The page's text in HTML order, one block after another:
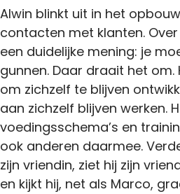
Alwin blinkt uit in het
contacten met klanten.
een duidelijke mening: je
gunnen. Daar draait het
om zichzelf te blijven
aan zichzelf blijven werken.
voedingsschema’s en
ook anderen daarmee.
zijn vriendin, ziet hij zijn
en kijkt hij, net als Marco,